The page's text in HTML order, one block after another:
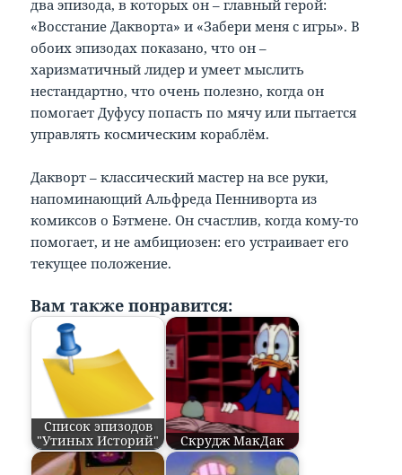
два эпизода, в которых он – главный герой:
«Восстание Дакворта» и «Забери меня с игры». В
обоих эпизодах показано, что он –
харизматичный лидер и умеет мыслить
нестандартно, что очень полезно, когда он
помогает Дуфусу попасть по мячу или пытается
управлять космическим кораблём.
Дакворт – классический мастер на все руки,
напоминающий Альфреда Пенниворта из
комиксов о Бэтмене. Он счастлив, когда кому-то
помогает, и не амбициозен: его устраивает его
текущее положение.
Вам также понравится:
Список эпизодов
"Утиных Историй"
Скрудж МакДак